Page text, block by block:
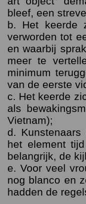
bleef, een
b. Het keerde
verworden tot
en waarbij
meer te
minimum
van de eerste
c. Het keerde
als
Vietnam);
d.
het element
belangrijk, de
e. Voor veel
nog blanco en
hadden de